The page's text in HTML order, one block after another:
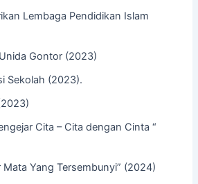
Lembaga Pendidikan Islam
Gontor (2023)
Sekolah (2023).
Cita – Cita dengan Cinta “
Mata Yang Tersembunyi” (2024)